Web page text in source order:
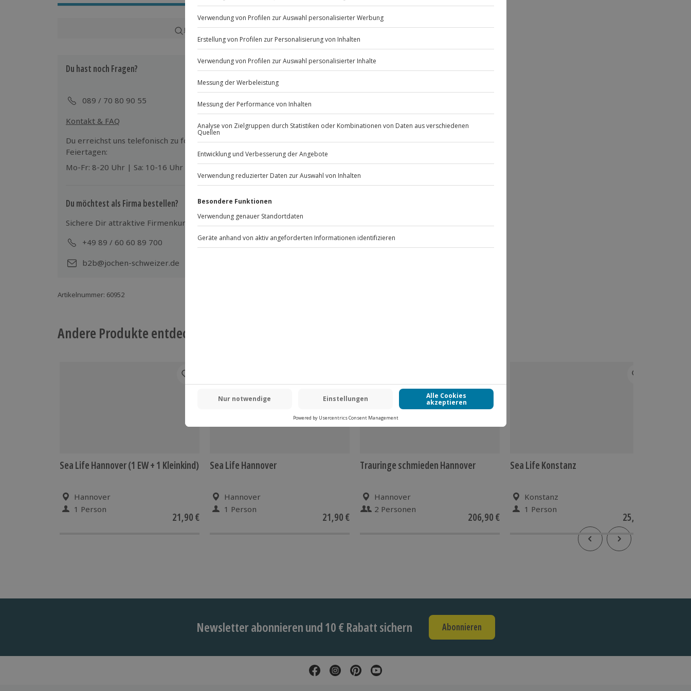
Ganzjährig zu bestimmten Terminen verfügbar
Teilnehmer
Gutschein gültig für 1 Kind bis 14 Jahre
© OpenStreetMaps
Karte in Großansicht
Du hast noch Fragen?
089 / 70 80 90 55
Kontakt & FAQ
Mühldorfstraße 8
Du erreichst uns telefonisch zu folgenden Zeiten, außer an bundesweiten
Feiertagen:
Mo-Fr: 8-20 Uhr | Sa: 10-16 Uhr
Du möchtest als Firma bestellen?
Sichere Dir attraktive Firmenkunden Vorteile.
+49 89 / 60 60 89 700
Mo-Fr: 9-17 Uhr
b2b@jochen-schweizer.de
Artikelnummer: 60952
Andere Produkte entdecken
Sea Life Hannover (1 EW + 1 Kleinkind)
Hannover
1 Person
21,90 €
Sea Life Hannover
Hannover
1 Person
21,90 €
Trauringe schmieden Hannover
Hannover
2 Personen
206,90 €
Sea Life Konstanz
Konstanz
1 Person
25,90 €
Newsletter abonnieren und 10 € Rabatt sichern Abonnieren